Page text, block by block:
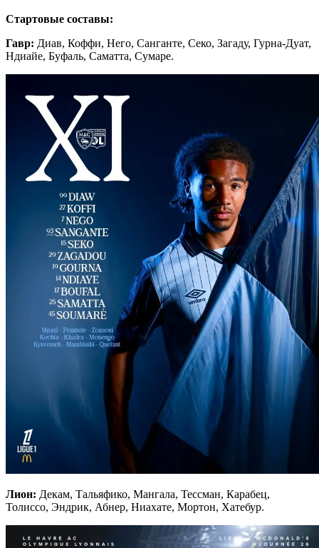
Стартовые составы:
Гавр: Диав, Коффи, Него, Санганте, Секо, Загаду, Гурна-Дуат,
Ндиайе, Буфаль, Саматта, Сумаре.
Лион: Декам, Тальяфико, Мангала, Тессман, Карабец,
Толиссо, Эндрик, Абнер, Ниахате, Мортон, Хатебур.